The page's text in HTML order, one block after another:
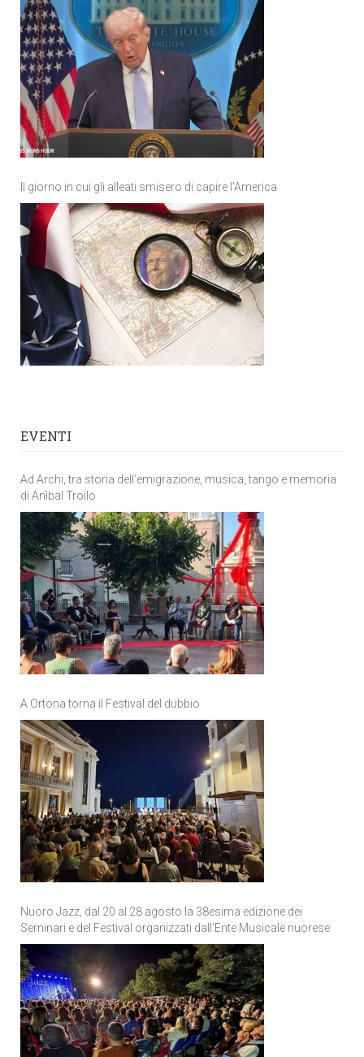
Il giorno in cui gli alleati smisero di capire l’America
EVENTI
Ad Archi, tra storia dell’emigrazione, musica, tango e memoria
di Anìbal Troilo
A Ortona torna il Festival del dubbio
Nuoro Jazz, dal 20 al 28 agosto la 38esima edizione dei
Seminari e del Festival organizzati dall’Ente Musicale nuorese